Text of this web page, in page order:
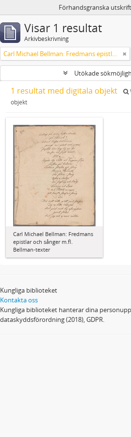
Förhandsgranska utskrift
Visar 1 resultat
Arkivbeskrivning
Carl Michael Bellman: Fredmans epistlar och sånger m.fl. Bellman-texter
Utökade
1 resultat med digitala objekt
objekt
Carl Michael Bellman: Fredmans
epistlar och sånger m.fl.
Bellman-texter
Kungliga biblioteket
Kontakta oss
Kungliga biblioteket hanterar dina
dataskyddsförordning (2018), GDPR.